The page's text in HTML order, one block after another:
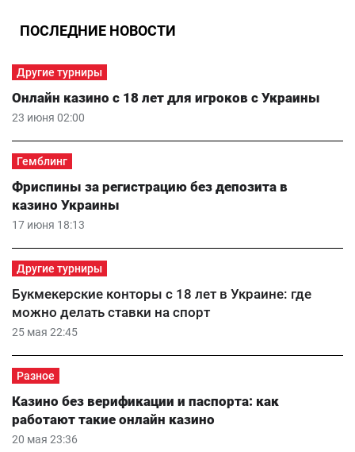
ПОСЛЕДНИЕ НОВОСТИ
Другие турниры
23 июня 02:00
Онлайн казино с 18 лет для игроков с Украины
Гемблинг
17 июня 18:13
Фриспины за регистрацию без депозита в
казино Украины
Другие турниры
25 мая 22:45
Букмекерские конторы с 18 лет в Украине: где
можно делать ставки на спорт
Разное
20 мая 23:36
Казино без верификации и паспорта: как
работают такие онлайн казино